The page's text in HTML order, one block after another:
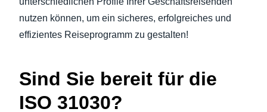
nutzen können, um ein sicheres, erfolgreiches und
effizientes Reiseprogramm zu gestalten!
Sind Sie bereit für die
ISO 31030?